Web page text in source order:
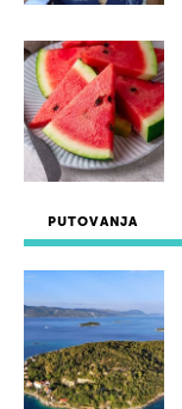
PUTOVANJA